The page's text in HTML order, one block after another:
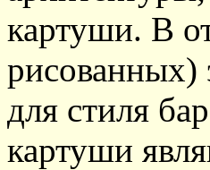
картуши. В
рисованных)
для стиля
картуши